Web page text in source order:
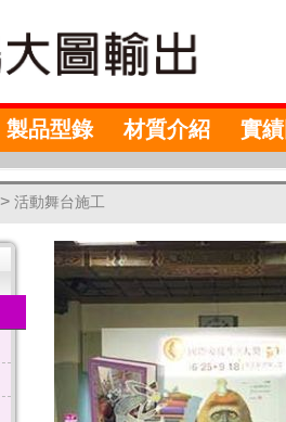
製品型錄 材質介紹 實
> 活動舞台施工